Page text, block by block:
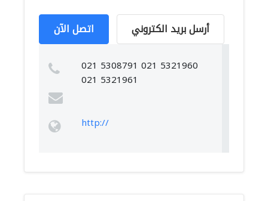
اتصل الآن أرسل بريد الكتروني
021 5308791 021 5321960
021 5321961
http://